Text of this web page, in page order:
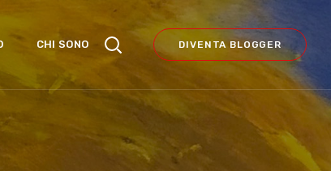
CHI SONO DIVENTA BLOGGER